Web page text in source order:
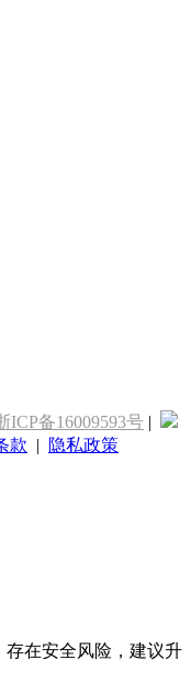
ICP备16009593号 |
款 | 隐私政策
在安全风险，建议升